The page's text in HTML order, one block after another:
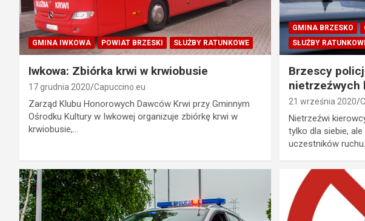
GMINA IWKOWA POWIAT BRZESKI SŁUŻBY RATUNKOWE
Iwkowa: Zbiórka krwi w krwiobusie
17 grudnia 2020 Capuccino.eu
Zarząd Klubu Honorowych Dawców Krwi przy Gminnym
Ośrodku Kultury w Iwkowej organizuje zbiórkę krwi w
krwiobusie,…
GMINA BRZESKO
SŁUŻBY
Brzescy
nietrzeźwych
21 września 2020
Nietrzeźwi
tylko dla siebie,
uczestników